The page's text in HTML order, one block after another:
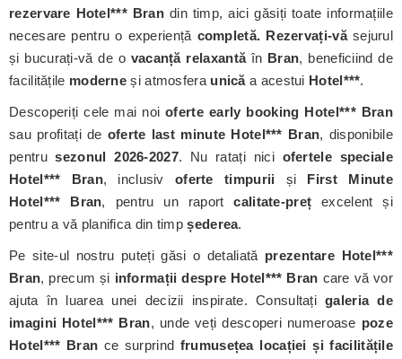
rezervare Hotel*** Bran din timp, aici găsiți toate informațiile
necesare pentru o experiență completă. Rezervați-văsejurul
și bucurați-vă de o vacanță relaxantăîn Bran, beneficiind de
facilitățile moderne și atmosfera unicăa acestui Hotel***.
Descoperiți cele mai noioferte early booking Hotel*** Bran
sau profitați de oferte last minute Hotel*** Bran, disponibile
pentrusezonul 2026-2027. Nu ratați nici ofertele speciale
Hotel*** Bran, inclusiv oferte timpurii și First Minute
Hotel*** Bran, pentru un raportcalitate-preț excelent și
pentru a vă planifica din timpșederea.
Pe site-ul nostru puteți găsi o detaliată prezentare Hotel***
Bran, precum și informații despre Hotel*** Bran care vă vor
ajuta în luarea unei decizii inspirate. Consultațigaleria de
imagini Hotel*** Bran, unde veți descoperi numeroase poze
Hotel*** Bran ce surprind frumusețea locației și facilitățile